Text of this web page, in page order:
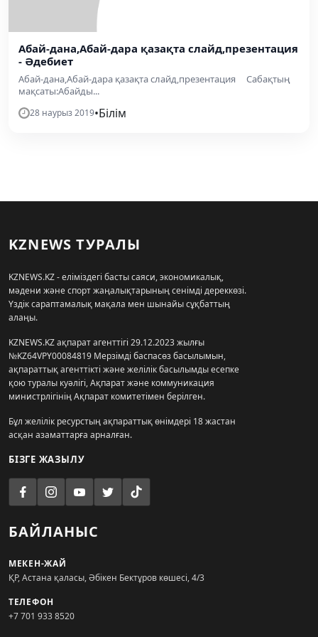
Абай-дана,Абай-дара қазақта слайд,презентация
- Әдебиет
Абай-дана,Абай-дара қазақта слайд,презентация Сабақтың
мақсаты:Абайды...
28 наурыз 2019•Білім
KZNEWS ТУРАЛЫ
KZNEWS.KZ - еліміздегі басты саяси, экономикалық,
мәдени және спорт жаңалықтарының сенімді дереккөзі.
Үздік сараптамалық мақала мен шынайы сұқбаттың
алаңы.
KZNEWS.KZ ақпарат агенттігі 29.12.2023 жылғы
№KZ64VPY00084819 Мерзімді баспасөз басылымын,
ақпараттық агенттікті және желілік басылымды есепке
қою туралы куәлігі, Ақпарат және коммуникация
министрлігінің Ақпарат комитетімен берілген.
Бұл желілік ресурстың ақпараттық өнімдері 18 жастан
асқан азаматтарға арналған.
БІЗГЕ ЖАЗЫЛУ
БАЙЛАНЫС
МЕКЕН-ЖАЙ
ҚР, Астана қаласы, Әбікен Бектұров көшесі, 4/3
ТЕЛЕФОН
+7 701 933 8520